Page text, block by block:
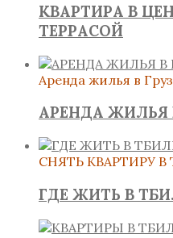
КВАРТИРА В
ТЕРРАСОЙ
Аренда жилья в
АРЕНДА ЖИЛЬЯ
СНЯТЬ КВАРТИРУ
ГДЕ ЖИТЬ В